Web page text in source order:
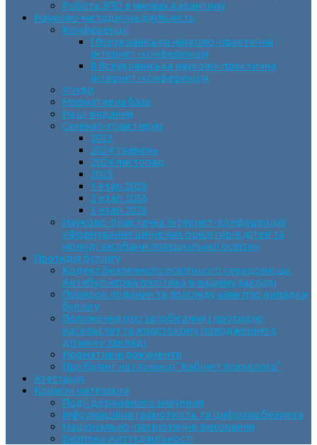
Робота ЗПО в умовах карантину
Науково-методична діяльність
Конференції
І Всеукраїнська науково-практична
інтернет-конференція
ІІ Всеукраїнська науково-практична
інтернет-конференція
Угоди
Нормативна база
Наші видання
Семінар-практикум
2023
2024 травень
2024 листопад
2025
1 етап 2026
2 етап 2026
3 етап 2026
Науково-практична інтернет-конференція
«Формування ціннісних орієнтирів дітей та
молоді засобами позашкільної освіти»
Протидія булінгу
Кодекс безпечного освітнього середовища.
Антибулінгова політика в нашому закладі
Порядок подання та розгляду заяв про випадки
булінгу
Положення про запобігання і протидію
насильству та жорстокому поводженню з
дітьми у закладі
Нормативні документи
Про булінг на сторінці “Кабінет психолога”
Атестація
Корисні матеріали
Події державного значення
Інформаційна грамотність та цифрова безпека
Національно-патріотичне виховання
Безпека життєдіяльності